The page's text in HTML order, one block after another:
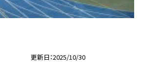
更新日 2025/10/30